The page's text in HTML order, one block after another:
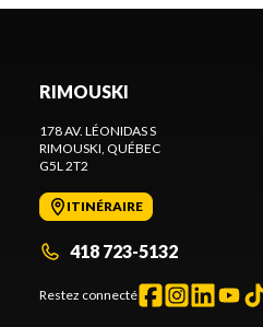
RIMOUSKI
178 AV. LÉONIDAS S
RIMOUSKI , QUÉBEC
G5L 2T2
ITINÉRAIRE
418 723-5132
Restez connecté